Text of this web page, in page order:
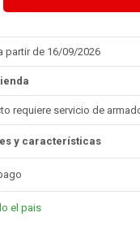
partir de 16/09/2026
requiere servicio de
y características
el pais